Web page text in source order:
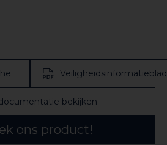
Veiligheidsinformatieblad
bekijken
ons product!